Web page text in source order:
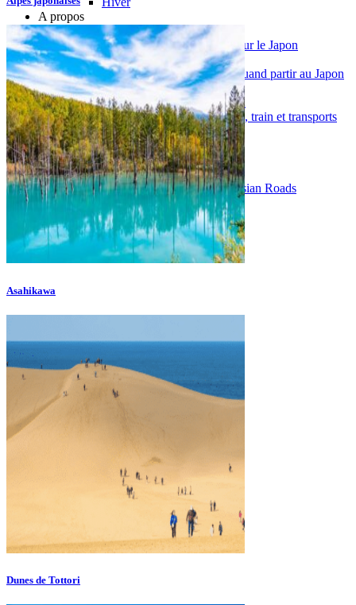
A propos
Préparer son voyage
Faire sa demande de visa pour le Japon
Présentation du Japon
Météo et climat au Japon : quand partir au Japon
?
Fêtes et jours fériés au Japon
Se déplacer au Japon : avion, train et transports
locaux
Notre agence
Notre agence au Japon
Réseau Asian Roads
Garanties et engagements Asian Roads
Demande d'info
09 83 40 65 79
Asahikawa
Dunes de Tottori